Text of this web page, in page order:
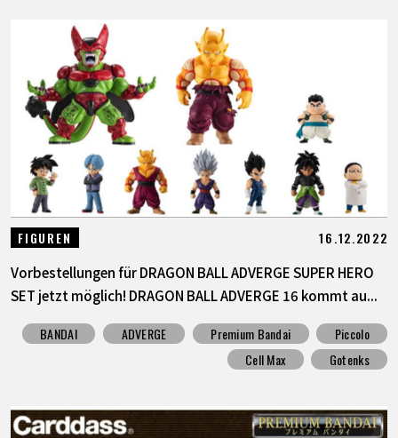
FIGUREN 16.12.2022
Vorbestellungen für DRAGON BALL ADVERGE SUPER HERO
SET jetzt möglich! DRAGON BALL ADVERGE 16 kommt au...
BANDAI ADVERGE Premium Bandai
Piccolo
Cell Max
Gotenks